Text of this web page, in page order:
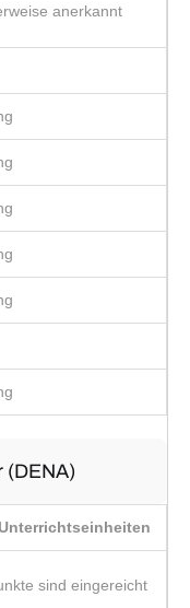
anerkannt
(DENA)
sind eingereicht